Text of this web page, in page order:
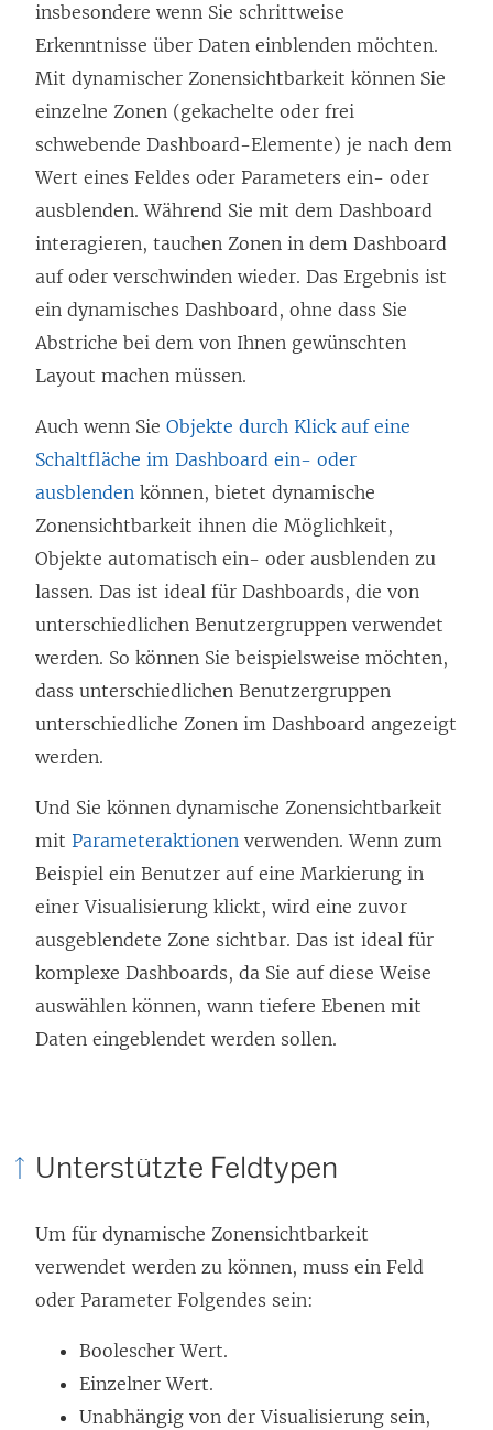
insbesondere wenn Sie schrittweise
Erkenntnisse über Daten einblenden möchten.
Mit dynamischer Zonensichtbarkeit können Sie
einzelne Zonen (gekachelte oder frei
schwebende Dashboard-Elemente) je nach dem
Wert eines Feldes oder Parameters ein- oder
ausblenden. Während Sie mit dem Dashboard
interagieren, tauchen Zonen in dem Dashboard
auf oder verschwinden wieder. Das Ergebnis ist
ein dynamisches Dashboard, ohne dass Sie
Abstriche bei dem von Ihnen gewünschten
Layout machen müssen.
Auch wenn Sie Objekte durch Klick auf eine
Schaltfläche im Dashboard ein- oder
ausblenden können, bietet dynamische
Zonensichtbarkeit ihnen die Möglichkeit,
Objekte automatisch ein- oder ausblenden zu
lassen. Das ist ideal für Dashboards, die von
unterschiedlichen Benutzergruppen verwendet
werden. So können Sie beispielsweise möchten,
dass unterschiedlichen Benutzergruppen
unterschiedliche Zonen im Dashboard angezeigt
werden.
Und Sie können dynamische Zonensichtbarkeit
mit Parameteraktionen verwenden. Wenn zum
Beispiel ein Benutzer auf eine Markierung in
einer Visualisierung klickt, wird eine zuvor
ausgeblendete Zone sichtbar. Das ist ideal für
komplexe Dashboards, da Sie auf diese Weise
auswählen können, wann tiefere Ebenen mit
Daten eingeblendet werden sollen.
Unterstützte Feldtypen
Um für dynamische Zonensichtbarkeit
verwendet werden zu können, muss ein Feld
oder Parameter Folgendes sein:
Boolescher Wert.
Einzelner Wert.
Unabhängig von der Visualisierung sein,